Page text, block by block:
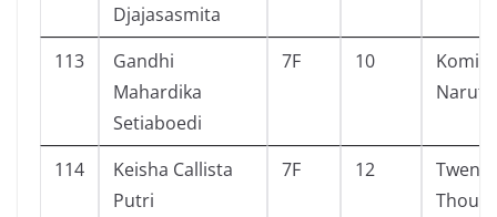
Djajasasmita
113
Gandhi
Mahardika
Setiaboedi
7F 10
Komik
114
Keisha Callista
Putri
7F 12
Twenty